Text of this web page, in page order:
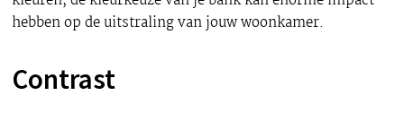
hebben op de uitstraling van jouw woonkamer.
Contrast